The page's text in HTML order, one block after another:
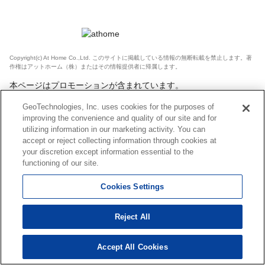
Copyright(c) At Home Co.,Ltd. このサイトに掲載している情報の無断転載を禁止します。著
作権はアットホーム（株）またはその情報提供者に帰属します。
本ページはプロモーションが含まれています。
GeoTechnologies, Inc. uses cookies for the purposes of
improving the convenience and quality of our site and for
utilizing information in our marketing activity. You can
accept or reject collecting information through cookies at
your discretion except information essential to the
functioning of our site.
Cookies Settings
Reject All
Accept All Cookies